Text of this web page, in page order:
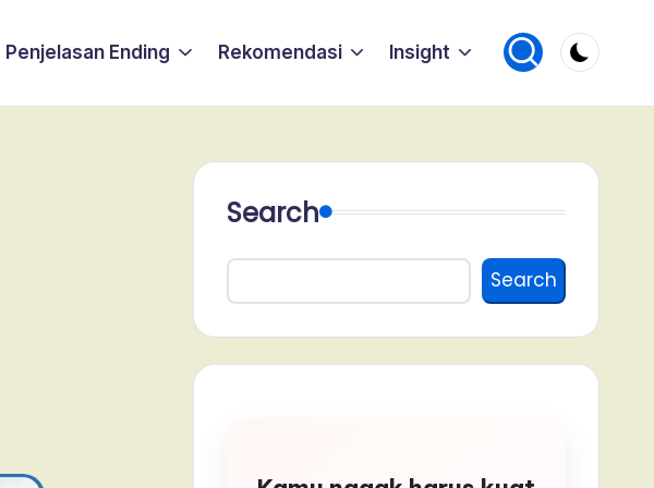
Penjelasan Ending Rekomendasi Insight
Search
Search